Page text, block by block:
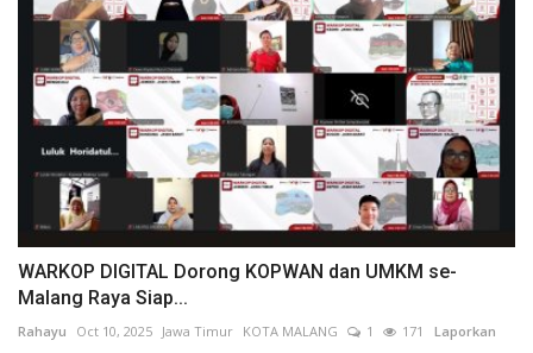
WARKOP DIGITAL Dorong KOPWAN dan UMKM se-
Malang Raya Siap...
Rahayu Oct 10, 2025 Jawa Timur KOTA MALANG 1 171 Laporkan